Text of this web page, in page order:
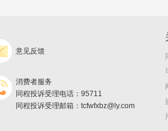
意见反馈
消费者服务
同程投诉受理电话：95711
同程投诉受理邮箱：tcfwfxbz@ly.com